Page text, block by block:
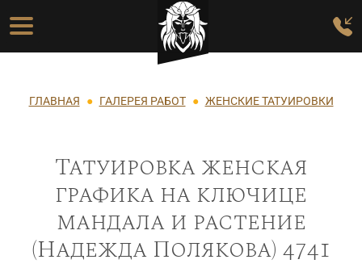
Перейти к основному содержанию
Основная навигация
Строка навигации
ГЛАВНАЯ ГАЛЕРЕЯ РАБОТ ЖЕНСКИЕ ТАТУИРОВКИ
Татуировка женская
графика на ключице
мандала и растение
(Надежда Полякова) 4741